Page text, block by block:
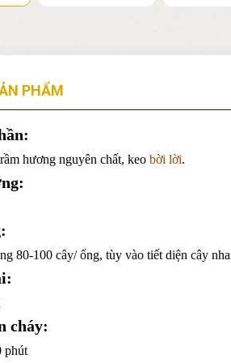
PHẨM
hương nguyên chất, keo bời lời.
80-100 cây/ ống, tùy vào tiết diện cây
cháy:
phút